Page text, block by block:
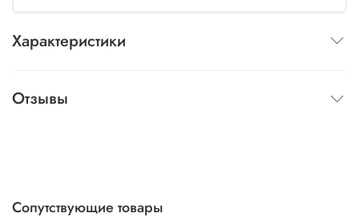
Характеристики
Отзывы
Сопутствующие товары